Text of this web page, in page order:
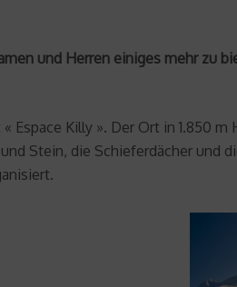
und Herren einiges mehr zu
Espace Killy ». Der Ort in 1.850
Stein, die Schieferdächer und